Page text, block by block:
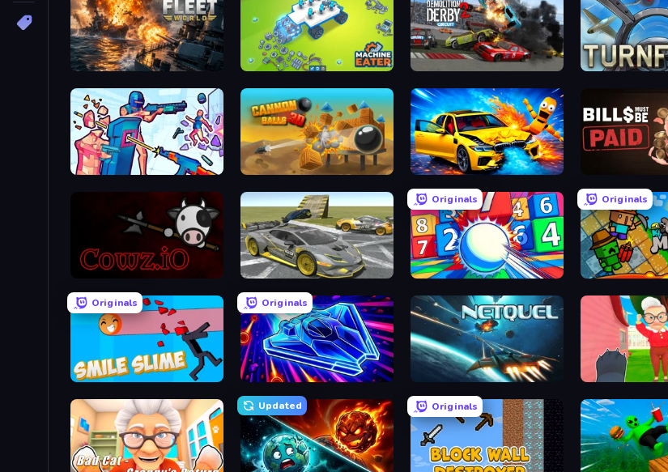
Battle Fleet World Machine Eater Turnfight
Time Shooter 3: SWAT Cannon Balls 3D BMG: Ragdoll Playground
cowz.io Wrong Way
Originals
Entropy
Originals
Crazy Miners
Originals
Smile Slime
Originals
Stellar Swarm Netquel Cat and Granny 2
Updated Originals